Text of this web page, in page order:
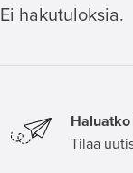
Ei hakutuloksia.
Tilaa